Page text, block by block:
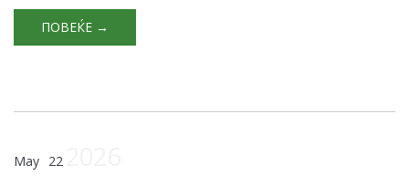
ПОВЕЌЕ →
May 22